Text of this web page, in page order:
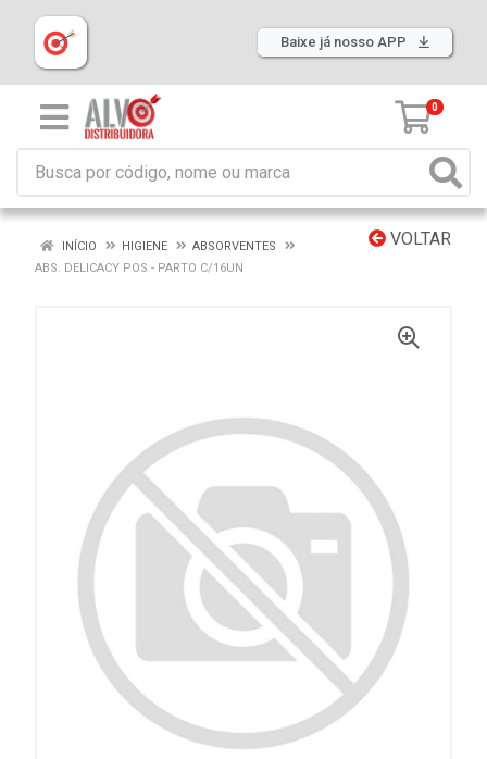
Baixe já nosso APP
0
VOLTAR
INÍCIO HIGIENE
ABSORVENTES
ABS. DELICACY POS - PARTO C/16UN